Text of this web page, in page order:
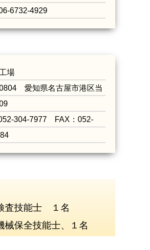
6732-4929
場
愛知県名古屋市港区当
304-7977 FAX：052-
査技能士 １名
械保全技能士、１名